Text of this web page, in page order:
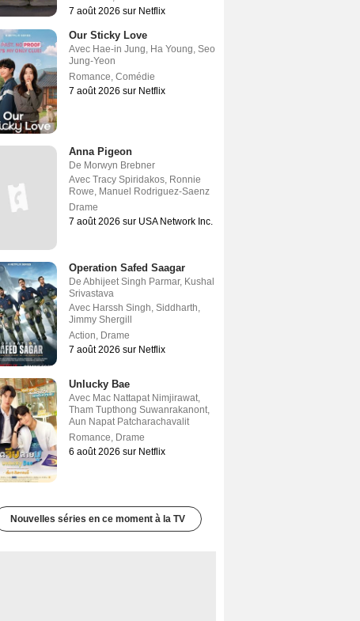
7 août 2026 sur Netflix
Our Sticky Love
Avec Hae-in Jung, Ha Young, Seo
Jung-Yeon
Romance, Comédie
7 août 2026 sur Netflix
Anna Pigeon
De Morwyn Brebner
Avec Tracy Spiridakos, Ronnie
Rowe, Manuel Rodriguez-Saenz
Drame
7 août 2026 sur USA Network Inc.
Operation Safed Saagar
De Abhijeet Singh Parmar, Kushal
Srivastava
Avec Harssh Singh, Siddharth,
Jimmy Shergill
Action, Drame
7 août 2026 sur Netflix
Unlucky Bae
Avec Mac Nattapat Nimjirawat,
Tham Tupthong Suwanrakanont,
Aun Napat Patcharachavalit
Romance, Drame
6 août 2026 sur Netflix
Nouvelles séries en ce moment à la TV